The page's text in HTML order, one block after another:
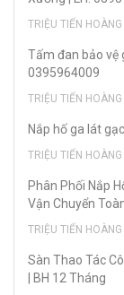
TRIỆU TIẾN
Tấm đan bảo vệ
0395964009
TRIỆU TIẾN
Nắp hố ga lát
TRIỆU TIẾN
Phân Phối Nắp
Vận Chuyển
TRIỆU TIẾN
Sàn Thao Tác
| BH 12 Tháng